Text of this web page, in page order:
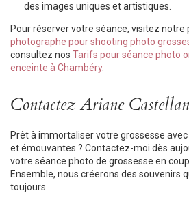
des images uniques et artistiques.
Pour réserver votre séance, visitez notre
photographe pour shooting photo
consultez nos Tarifs pour séance photo
enceinte à Chambéry.
Contactez Ariane
Prêt à immortaliser votre grossesse
et émouvantes ? Contactez-moi dès
votre séance photo de grossesse en
Ensemble, nous créerons des souvenirs
toujours.